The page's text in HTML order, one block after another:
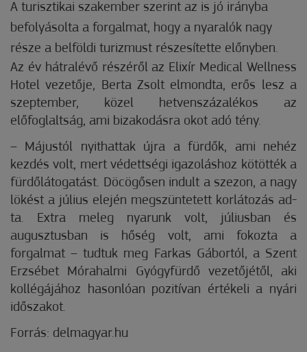
A turisztikai szakember szerint az is jó irányba
befolyásolta a forgalmat, hogy a nyaralók nagy
része a belföldi turizmust részesítette előnyben.
Az év hátralévő részéről az Elixír Medical Wellness
Hotel vezetője, Berta Zsolt elmondta, erős lesz a
szeptember, közel hetvenszázalékos az
előfoglaltság, ami bizakodásra okot adó tény.
– Májustól nyithattak újra a fürdők, ami nehéz
kezdés volt, mert védettségi igazolás­hoz kötötték a
fürdőlátogatást. Döcögősen indult a szezon, a nagy
lökést a július elején megszüntetett korlátozás ad­­
ta. Extra meleg nyarunk volt, júliusban és
augusztusban is hőség volt, ami fokozta a
forgalmat – tudtuk meg Farkas Gábortól, a Szent
Erzsébet Mó­­rahalmi Gyógyfürdő vezetőjétől, aki
kollégájához hasonlóan pozitívan értékeli a nyári
időszakot.
Forrás: delmagyar.hu